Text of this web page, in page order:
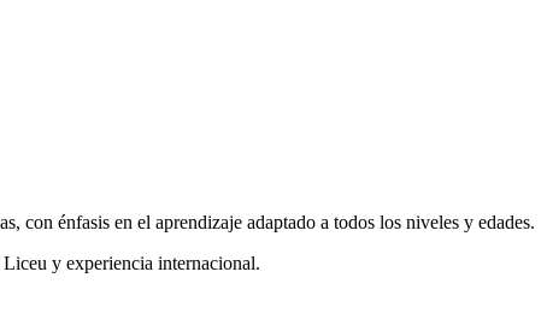
con énfasis en el aprendizaje adaptado a todos los niveles y edades.
y experiencia internacional.